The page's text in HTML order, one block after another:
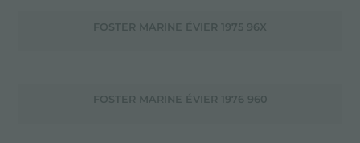
FOSTER MARINE ÉVIER 1975 96X
FOSTER MARINE ÉVIER 1976 960